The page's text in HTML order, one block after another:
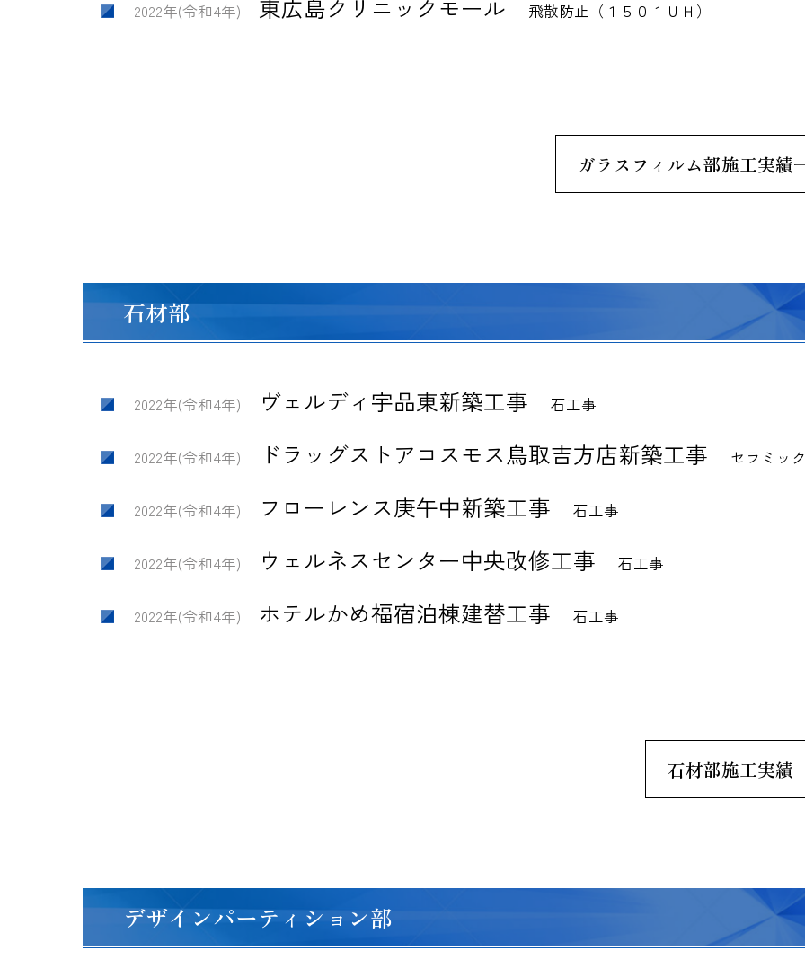
2022年(令和4年) 東広島クリニックモール 飛散防止（１５０１ＵＨ）
ガラスフィルム部施工実績
石材部
2022年(令和4年) ヴェルディ宇品東新築工事 石工事
2022年(令和4年) ドラッグストアコスモス鳥取吉方店新築工事 セラミッ
2022年(令和4年) フローレンス庚午中新築工事 石工事
2022年(令和4年) ウェルネスセンター中央改修工事 石工事
2022年(令和4年) ホテルかめ福宿泊棟建替工事 石工事
石材部施工実績
デザインパーティション部